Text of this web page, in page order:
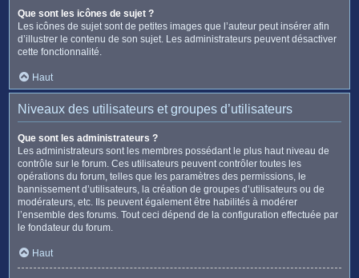
Que sont les icônes de sujet ?
Les icônes de sujet sont de petites images que l’auteur peut insérer afin
d’illustrer le contenu de son sujet. Les administrateurs peuvent désactiver
cette fonctionnalité.
Haut
Niveaux des utilisateurs et groupes d’utilisateurs
Que sont les administrateurs ?
Les administrateurs sont les membres possédant le plus haut niveau de
contrôle sur le forum. Ces utilisateurs peuvent contrôler toutes les
opérations du forum, telles que les paramètres des permissions, le
bannissement d’utilisateurs, la création de groupes d’utilisateurs ou de
modérateurs, etc. Ils peuvent également être habilités à modérer
l’ensemble des forums. Tout ceci dépend de la configuration effectuée par
le fondateur du forum.
Haut